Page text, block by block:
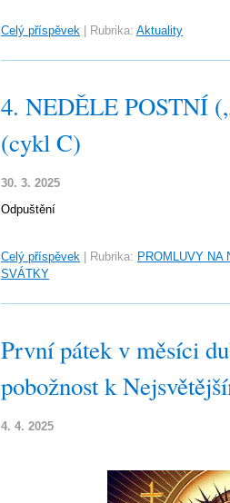
Celý příspěvek Rubrika: Aktuality
4. NEDĚLE POSTNÍ
(cykl C)
30. 3. 2025
Odpuštění
Celý příspěvek Rubrika: PROMLUVY NA
SVÁTKY
První pátek v měsíci
pobožnost k
4. 4. 2025